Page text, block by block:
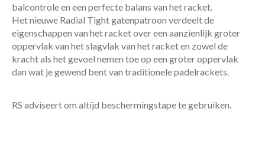
balcontrole en een perfecte balans van het racket.
Het nieuwe Radial Tight gatenpatroon verdeelt de
eigenschappen van het racket over een aanzienlijk groter
oppervlak van het slagvlak van het racket en zowel de
kracht als het gevoel nemen toe op een groter oppervlak
dan wat je gewend bent van traditionele padelrackets.
RS adviseert om altijd beschermingstape te gebruiken.